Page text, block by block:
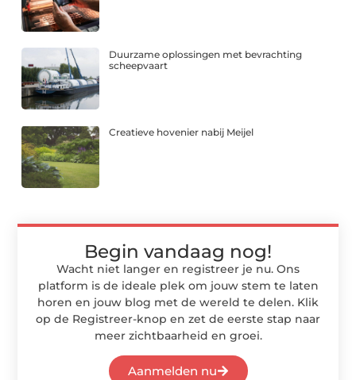
Duurzame oplossingen met bevrachting
scheepvaart
Creatieve hovenier nabij Meijel
Begin vandaag nog!
Wacht niet langer en registreer je nu. Ons
platform is de ideale plek om jouw stem te laten
horen en jouw blog met de wereld te delen. Klik
op de Registreer-knop en zet de eerste stap naar
meer zichtbaarheid en groei.
Aanmelden nu